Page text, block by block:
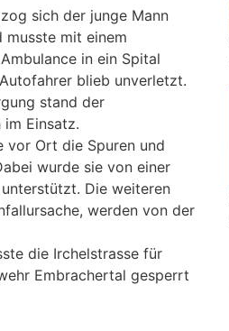
sich der junge Mann
musste mit einem
in ein Spital
blieb unverletzt.
stand der
Einsatz.
vor Ort die Spuren und
wurde sie von einer
Die weiteren
werden von der
die Irchelstrasse für
Embrachertal gesperrt